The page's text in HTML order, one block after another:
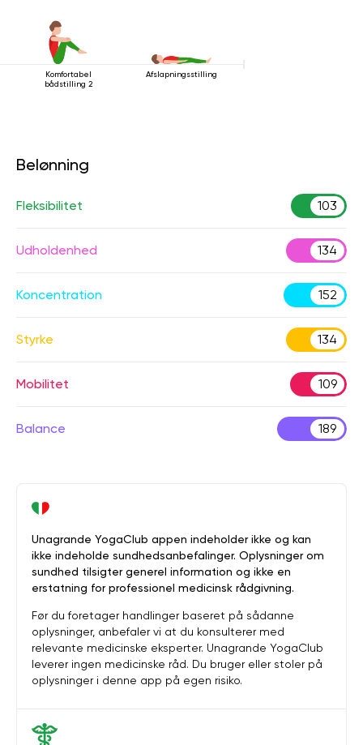
Komfortabel
bådstilling 2
Afslapningsstilling
Belønning
Fleksibilitet 103
Udholdenhed 134
Koncentration 152
Styrke 134
Mobilitet 109
Balance 189
Unagrande YogaClub appen indeholder ikke og kan
ikke indeholde sundhedsanbefalinger. Oplysninger om
sundhed tilsigter generel information og ikke en
erstatning for professionel medicinsk rådgivning.
Før du foretager handlinger baseret på sådanne
oplysninger, anbefaler vi at du konsulterer med
relevante medicinske eksperter. Unagrande YogaClub
leverer ingen medicinske råd. Du bruger eller stoler på
oplysninger i denne app på egen risiko.